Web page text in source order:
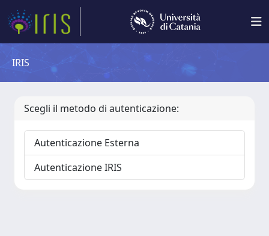
IRIS
Scegli il metodo di autenticazione:
Autenticazione Esterna
Autenticazione IRIS